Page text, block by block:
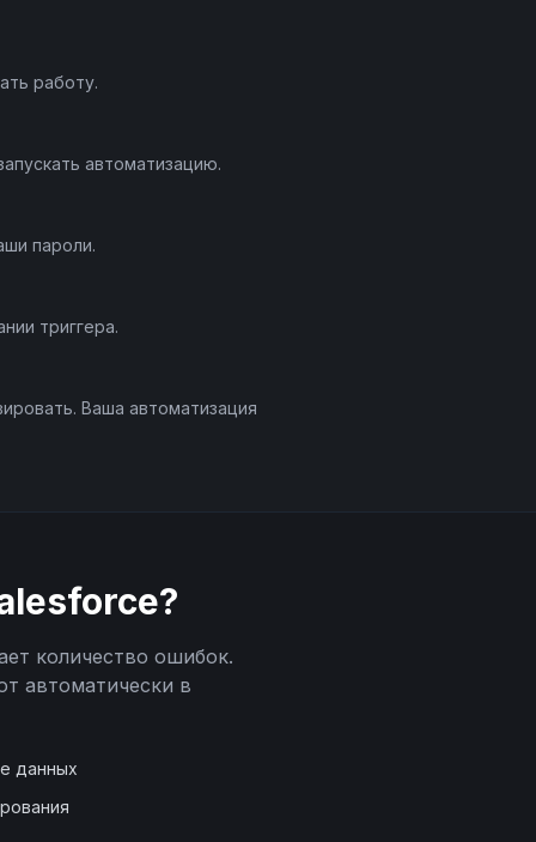
работу.
автоматизацию.
пароли.
триггера.
Ваша автоматизация
?
количество ошибок.
автоматически в
данных